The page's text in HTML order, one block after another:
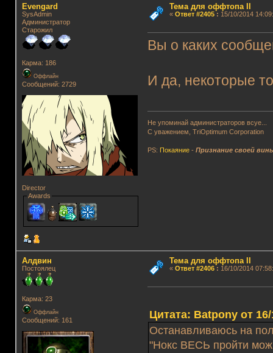
Evengard
SysAdmin
Администратор
Старожил
Карма: 186
Оффлайн
Сообщений: 2729
Director
Awards
Тема для оффтопа II
« Ответ #2405: 15/10/2014
Вы о каких
И да, некоторые
Не упоминай администраторов всуе...
С уважением, TriOptimum Corporation
PS: Покаяние -Признание своей
Алдвин
Постоялец
Карма: 23
Оффлайн
Сообщений: 161
Тема для оффтопа II
« Ответ #2406: 16/10/2014
Цитата: Batpony от
Останавливаюсь на
"Нокс ВЕСЬ пройти